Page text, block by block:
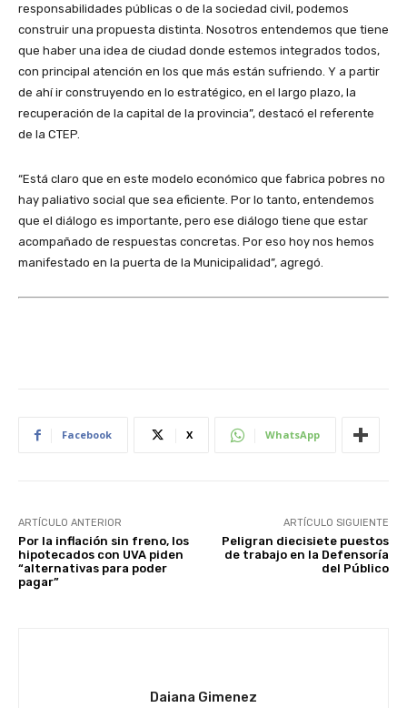
responsabilidades públicas o de la sociedad civil, podemos
construir una propuesta distinta. Nosotros entendemos que tiene
que haber una idea de ciudad donde estemos integrados todos,
con principal atención en los que más están sufriendo. Y a partir
de ahí ir construyendo en lo estratégico, en el largo plazo, la
recuperación de la capital de la provincia”, destacó el referente
de la CTEP.
“Está claro que en este modelo económico que fabrica pobres no
hay paliativo social que sea eficiente. Por lo tanto, entendemos
que el diálogo es importante, pero ese diálogo tiene que estar
acompañado de respuestas concretas. Por eso hoy nos hemos
manifestado en la puerta de la Municipalidad”, agregó.
Facebook X WhatsApp
ARTÍCULO ANTERIOR
Por la inflación sin freno, los
hipotecados con UVA piden
“alternativas para poder
pagar”
ARTÍCULO SIGUIENTE
Peligran diecisiete puestos
de trabajo en la Defensoría
del Público
Daiana Gimenez